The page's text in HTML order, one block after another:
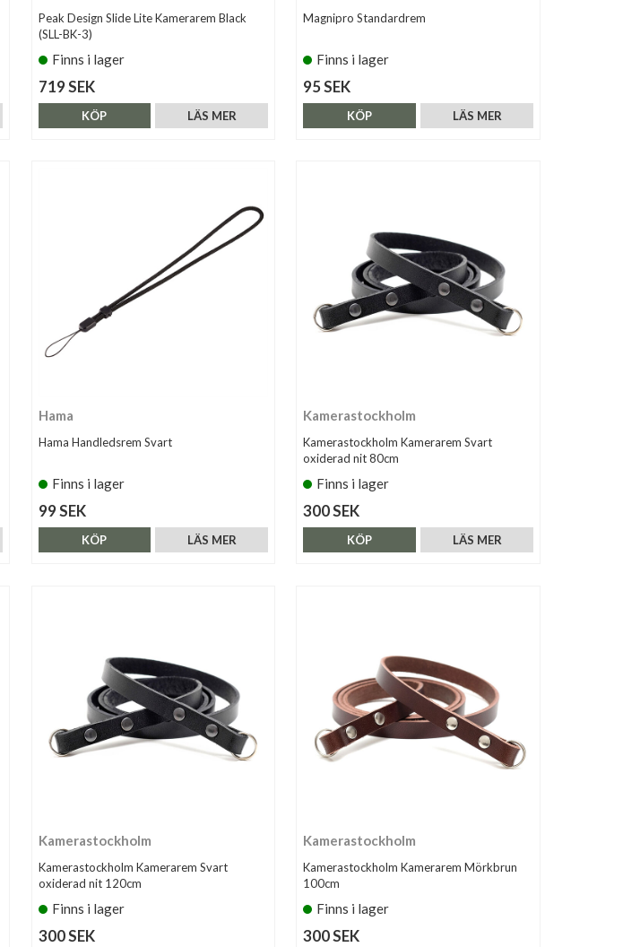
Peak Design Slide Lite Kamerarem Black
(SLL-BK-3)
Finns i lager
719 SEK
LÄS MER
KÖP
Magnipro Standardrem
Finns i lager
95 SEK
LÄS MER
KÖP
Hama
Hama Handledsrem Svart
Finns i lager
99 SEK
LÄS MER
KÖP
Kamerastockholm
Kamerastockholm Kamerarem Svart
oxiderad nit 80cm
Finns i lager
300 SEK
LÄS MER
KÖP
Kamerastockholm
Kamerastockholm Kamerarem Svart
oxiderad nit 120cm
Finns i lager
300 SEK
Kamerastockholm
Kamerastockholm Kamerarem Mörkbrun
100cm
Finns i lager
300 SEK